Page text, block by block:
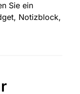
Sie ein
Notizblock,